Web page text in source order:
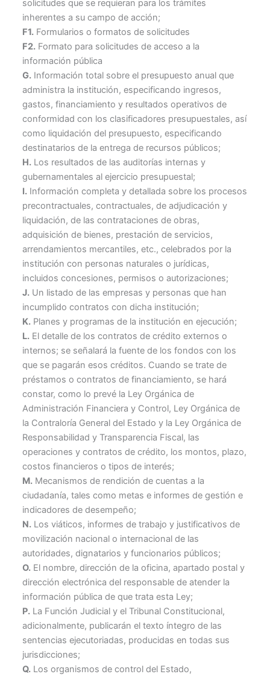
solicitudes que se requieran para los trámites
inherentes a su campo de acción;
F1. Formularios o formatos de solicitudes
F2. Formato para solicitudes de acceso a la
información pública
G. Información total sobre el presupuesto anual que
administra la institución, especificando ingresos,
gastos, financiamiento y resultados operativos de
conformidad con los clasificadores presupuestales, así
como liquidación del presupuesto, especificando
destinatarios de la entrega de recursos públicos;
H. Los resultados de las auditorías internas y
gubernamentales al ejercicio presupuestal;
I. Información completa y detallada sobre los procesos
precontractuales, contractuales, de adjudicación y
liquidación, de las contrataciones de obras,
adquisición de bienes, prestación de servicios,
arrendamientos mercantiles, etc., celebrados por la
institución con personas naturales o jurídicas,
incluidos concesiones, permisos o autorizaciones;
J. Un listado de las empresas y personas que han
incumplido contratos con dicha institución;
K. Planes y programas de la institución en ejecución;
L. El detalle de los contratos de crédito externos o
internos; se señalará la fuente de los fondos con los
que se pagarán esos créditos. Cuando se trate de
préstamos o contratos de financiamiento, se hará
constar, como lo prevé la Ley Orgánica de
Administración Financiera y Control, Ley Orgánica de
la Contraloría General del Estado y la Ley Orgánica de
Responsabilidad y Transparencia Fiscal, las
operaciones y contratos de crédito, los montos, plazo,
costos financieros o tipos de interés;
M. Mecanismos de rendición de cuentas a la
ciudadanía, tales como metas e informes de gestión e
indicadores de desempeño;
N. Los viáticos, informes de trabajo y justificativos de
movilización nacional o internacional de las
autoridades, dignatarios y funcionarios públicos;
O. El nombre, dirección de la oficina, apartado postal y
dirección electrónica del responsable de atender la
información pública de que trata esta Ley;
P. La Función Judicial y el Tribunal Constitucional,
adicionalmente, publicarán el texto íntegro de las
sentencias ejecutoriadas, producidas en todas sus
jurisdicciones;
Q. Los organismos de control del Estado,